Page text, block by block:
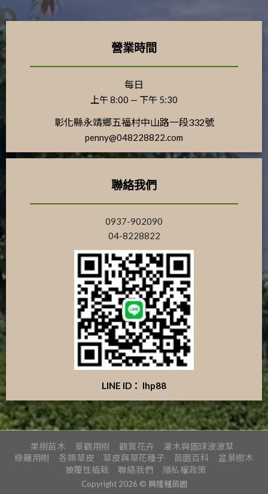
營業時間
每日
上午 8:00 — 下午 5:30
彰化縣永靖鄉五福村中山路一段332號
penny@048228822.com
聯絡我們
0937-902090
04-8228822
LINE ID： lhp88
果樹苗木 景觀用樹 觀賞花卉
灌木與圓球波波草
綠籬用樹
各類草皮 草皮與草花種子 苗園百科
盆景樹木
披覆性植栽
聯絡我們 隱私權政策
Copyright 2026 © 興隆種苗園